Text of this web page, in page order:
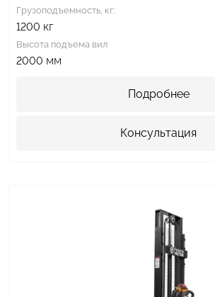
Грузоподъемность, кг:
1200 кг
Высота подъема вил
2000 мм
Подробнее
Консультация